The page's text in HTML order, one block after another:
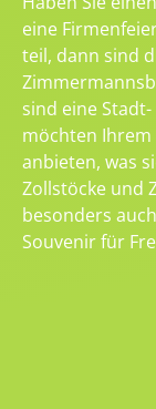
eine
teil, dann sind
sind eine
möchten
anbieten, was
Zollstöcke und
besonders
Souvenir für